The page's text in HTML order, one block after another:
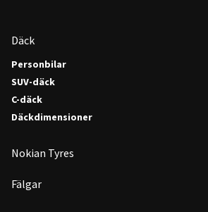
Däck
Personbilar
SUV-däck
C-däck
Däckdimensioner
Nokian Tyres
Fälgar